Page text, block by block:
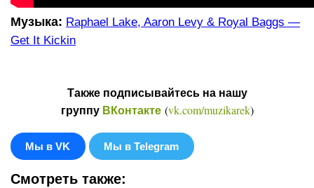
Музыка: Raphael Lake, Aaron Levy & Royal Baggs —
Get It Kickin
Также подписывайтесь на нашу
группу ВКонтакте(vk.com/muzikarek)
Мы в VK Мы в Telegram
Смотреть также: